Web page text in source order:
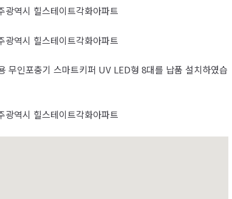
무인포충기 스마트키퍼 UV LED형 8대를 납품 설치하였습